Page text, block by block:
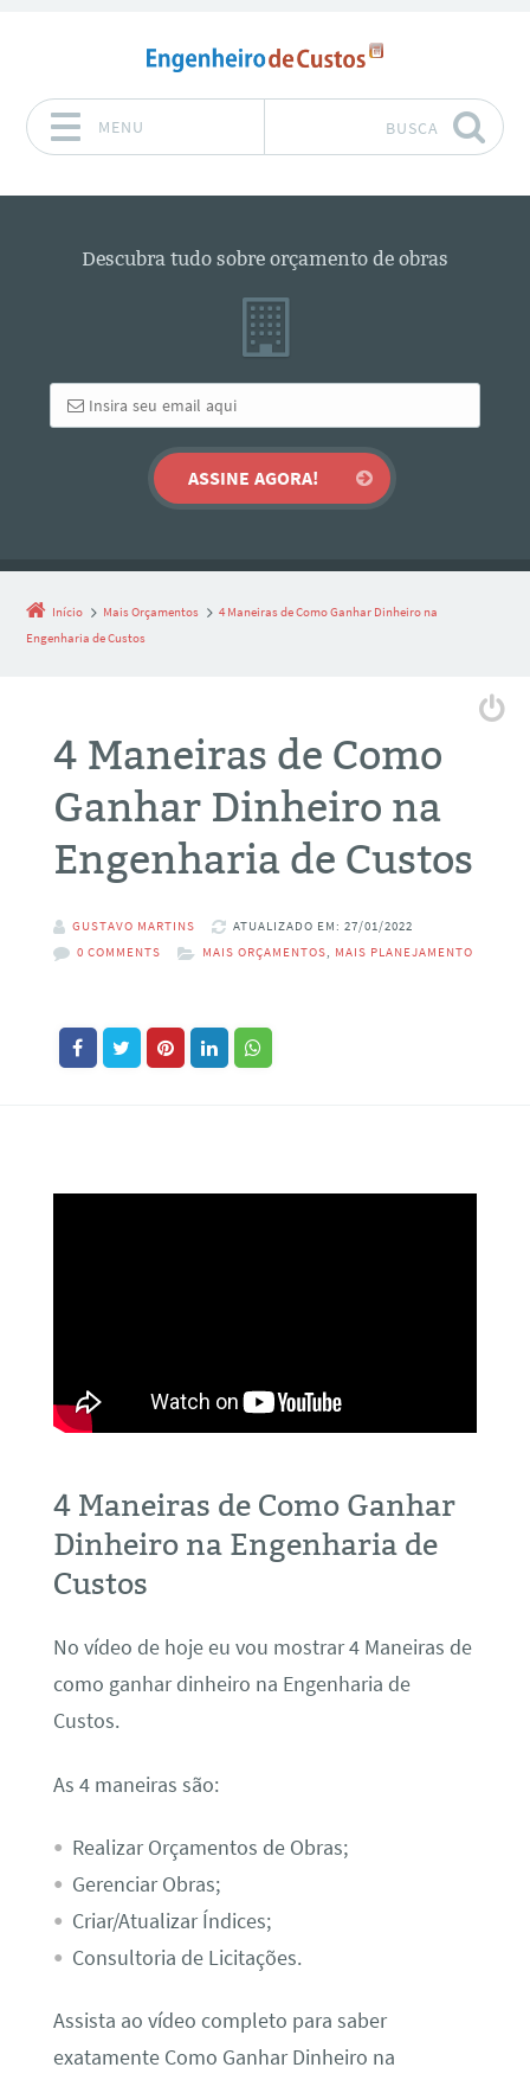
MENU BUSCA
Descubra tudo sobre orçamento de obras
Início Mais Orçamentos
4 Maneiras de Como Ganhar Dinheiro na
Engenharia de Custos
4 Maneiras de Como
Ganhar Dinheiro na
Engenharia de Custos
GUSTAVO MARTINS
ATUALIZADO EM: 27/01/2022
0 COMMENTS
MAIS ORÇAMENTOS, MAIS PLANEJAMENTO
4 Maneiras de Como Ganhar
Dinheiro na Engenharia de
Custos
No vídeo de hoje eu vou mostrar 4 Maneiras de
como ganhar dinheiro na Engenharia de
Custos.
As 4 maneiras são:
Realizar Orçamentos de Obras;
Gerenciar Obras;
Criar/Atualizar Índices;
Consultoria de Licitações.
Assista ao vídeo completo para saber
exatamente Como Ganhar Dinheiro na